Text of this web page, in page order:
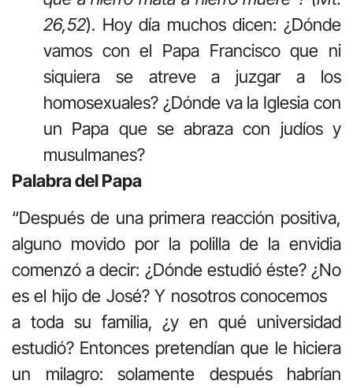
26,52). Hoy día muchos dicen: ¿Dónde
vamos con el Papa Francisco que ni
siquiera se atreve a juzgar a los
homosexuales? ¿Dónde va la Iglesia con
un Papa que se abraza con judíos y
musulmanes?
Palabra del Papa
“Después de una primera reacción positiva,
alguno movido por la polilla de la envidia
comenzó a decir: ¿Dónde estudió éste? ¿No
es el hijo de José? Y nosotros conocemos
a toda su familia, ¿y en qué universidad
estudió? Entonces pretendían que le hiciera
un milagro: solamente después habrían